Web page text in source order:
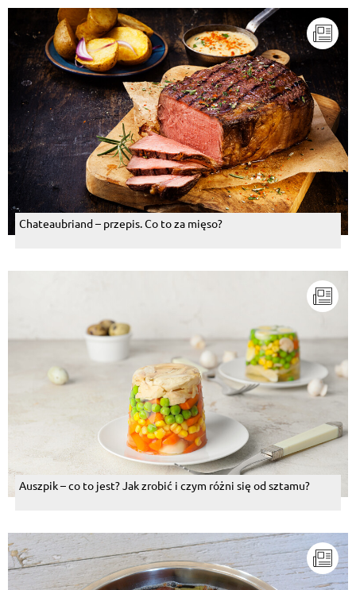
Chateaubriand – przepis. Co to za mięso?
Auszpik – co to jest? Jak zrobić i czym różni się od sztamu?